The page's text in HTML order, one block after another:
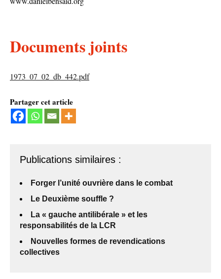
Documents joints
1973_07_02_db_442.pdf
Partager cet article
Publications similaires :
Forger l’unité ouvrière dans le combat
Le Deuxième souffle ?
La « gauche antilibérale » et les
responsabilités de la LCR
Nouvelles formes de revendications
collectives